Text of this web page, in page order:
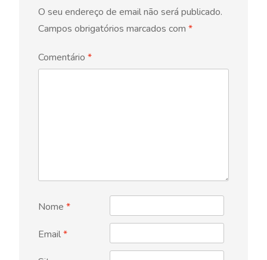
O seu endereço de email não será publicado.
Campos obrigatórios marcados com *
Comentário *
Nome *
Email*